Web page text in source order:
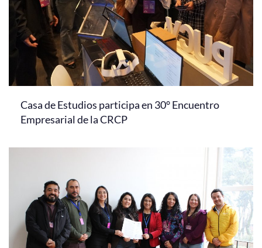
Casa de Estudios participa en 30° Encuentro
Empresarial de la CRCP